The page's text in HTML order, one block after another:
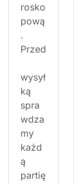
rosko
pową
.
Przed
wysył
ką
spra
wdza
my
każd
ą
partię